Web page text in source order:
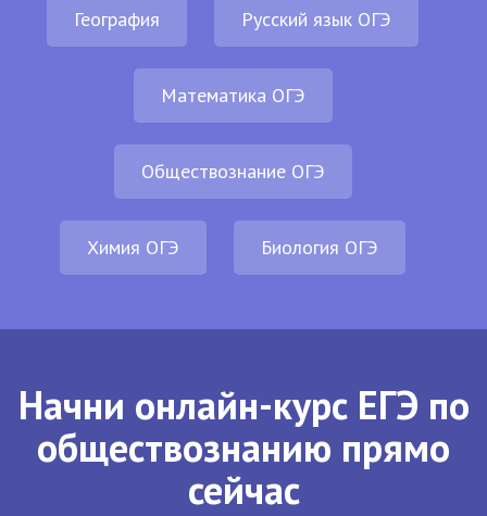
География Русский язык ОГЭ
Математика ОГЭ
Обществознание ОГЭ
Химия ОГЭ Биология ОГЭ
Начни онлайн-курс ЕГЭ по
обществознанию прямо
сейчас